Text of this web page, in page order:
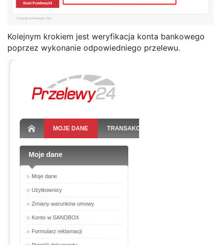
Kolejnym krokiem jest weryfikacja konta bankowego
poprzez wykonanie odpowiedniego przelewu.